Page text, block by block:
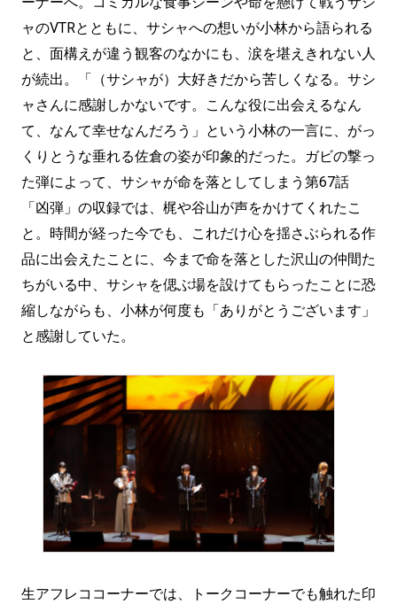
ャのVTRとともに、サシャへの想いが小林から語られる
と、面構えが違う観客のなかにも、涙を堪えきれない人
が続出。「（サシャが）大好きだから苦しくなる。サシ
ャさんに感謝しかないです。こんな役に出会えるなん
て、なんて幸せなんだろう」という小林の一言に、がっ
くりとうな垂れる佐倉の姿が印象的だった。ガビの撃っ
た弾によって、サシャが命を落としてしまう第67話
「凶弾」の収録では、梶や谷山が声をかけてくれたこ
と。時間が経った今でも、これだけ心を揺さぶられる作
品に出会えたことに、今まで命を落とした沢山の仲間た
ちがいる中、サシャを偲ぶ場を設けてもらったことに恐
縮しながらも、小林が何度も「ありがとうございます」
と感謝していた。
生アフレココーナーでは、トークコーナーでも触れた印